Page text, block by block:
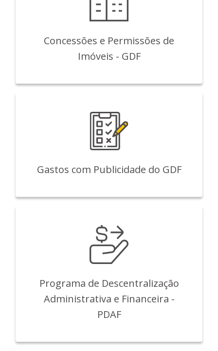
Concessões e Permissões de
Imóveis - GDF
Gastos com Publicidade do GDF
Programa de Descentralização
Administrativa e Financeira -
PDAF